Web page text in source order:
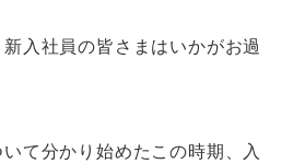
入社員の皆さまはいかがお過
て分かり始めたこの時期、入